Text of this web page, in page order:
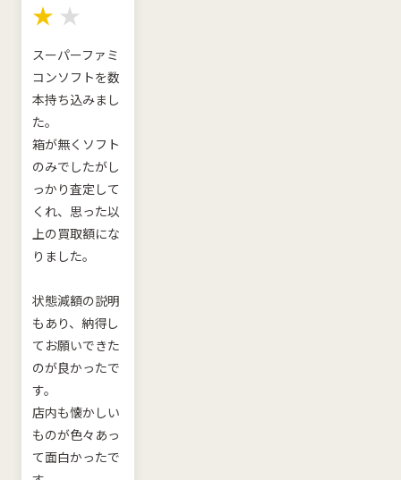
★ ★
スーパーファミ
コンソフトを数
本持ち込みまし
た。
箱が無くソフト
のみでしたがし
っかり査定して
くれ、思った以
上の買取額にな
りました。
状態減額の説明
もあり、納得し
てお願いできた
のが良かったで
す。
店内も懐かしい
ものが色々あっ
て面白かったで